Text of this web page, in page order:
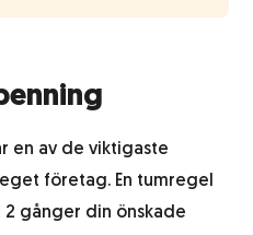
en av de viktigaste
företag. En tumregel
2 gånger din önskade